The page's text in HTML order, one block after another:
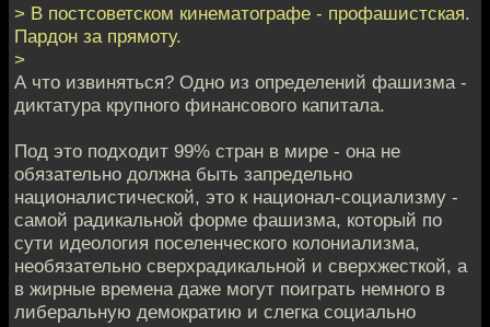
> В постсоветском кинематографе - профашистская.
Пардон за прямоту.
>
А что извиняться? Одно из определений фашизма -
диктатура крупного финансового капитала.
Под это подходит 99% стран в мире - она не
обязательно должна быть запредельно
националистической, это к национал-социализму -
самой радикальной форме фашизма, который по
сути идеология поселенческого колониализма,
необязательно сверхрадикальной и сверхжесткой, а
в жирные времена даже могут поиграть немного в
либеральную демократию и слегка социально